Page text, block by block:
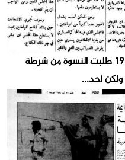
مجزرة كفر قاسم | ٢٩ أكتوبر ١٩٥٦ طلبت النسوة من شرطة
ولكن أحد...